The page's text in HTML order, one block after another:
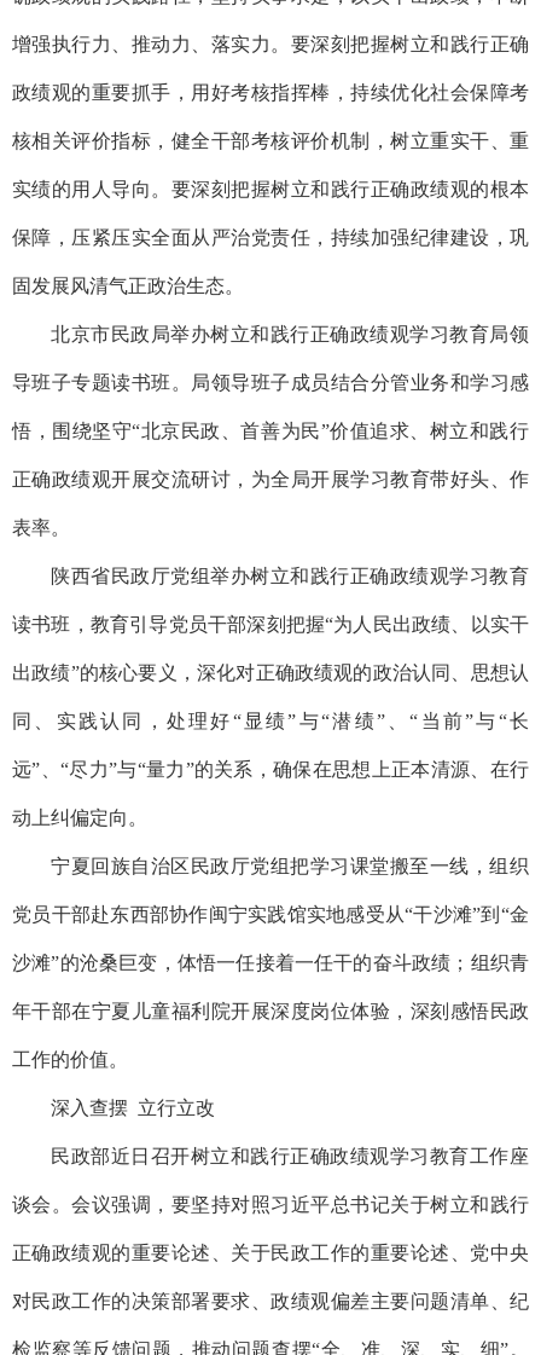
增强执行力、推动力、落实力。要深刻把握树立和践行正确
政绩观的重要抓手，用好考核指挥棒，持续优化社会保障考
核相关评价指标，健全干部考核评价机制，树立重实干、重
实绩的用人导向。要深刻把握树立和践行正确政绩观的根本
保障，压紧压实全面从严治党责任，持续加强纪律建设，巩
固发展风清气正政治生态。
北京市民政局举办树立和践行正确政绩观学习教育局领
导班子专题读书班。局领导班子成员结合分管业务和学习感
悟，围绕坚守“北京民政、首善为民”价值追求、树立和践行
正确政绩观开展交流研讨，为全局开展学习教育带好头、作
表率。
陕西省民政厅党组举办树立和践行正确政绩观学习教育
读书班，教育引导党员干部深刻把握“为人民出政绩、以实干
出政绩”的核心要义，深化对正确政绩观的政治认同、思想认
同、实践认同，处理好“显绩”与“潜绩”、“当前”与“长
远”、“尽力”与“量力”的关系，确保在思想上正本清源、在行
动上纠偏定向。
宁夏回族自治区民政厅党组把学习课堂搬至一线，组织
党员干部赴东西部协作闽宁实践馆实地感受从“干沙滩”到“金
沙滩”的沧桑巨变，体悟一任接着一任干的奋斗政绩；组织青
年干部在宁夏儿童福利院开展深度岗位体验，深刻感悟民政
工作的价值。
深入查摆 立行立改
民政部近日召开树立和践行正确政绩观学习教育工作座
谈会。会议强调，要坚持对照习近平总书记关于树立和践行
正确政绩观的重要论述、关于民政工作的重要论述、党中央
对民政工作的决策部署要求、政绩观偏差主要问题清单、纪
检监察等反馈问题，推动问题查摆“全、准、深、实、细”。